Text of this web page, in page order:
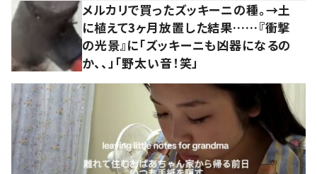
メルカリで買ったズッキーニの種。→土
に植えて3ヶ月放置した結果……『衝撃
の光景』に「ズッキーニも凶器になるの
か、、」「野太い音！笑」